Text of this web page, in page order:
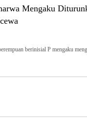
Mengaku
berinisial P mengaku